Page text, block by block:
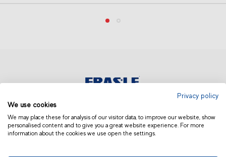
AMÉRICA LATINA | OTROS
Privacy policy
We use cookies
We may place these for analysis of our visitor data, to improve our website, show
personalised content and to give you a great website experience. For more
information about the cookies we use open the settings.